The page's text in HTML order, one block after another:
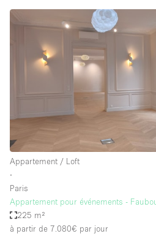
Appartement / Loft
∙
Paris
Appartement pour événements -
225 m²
à partir de 7.080€ par jour